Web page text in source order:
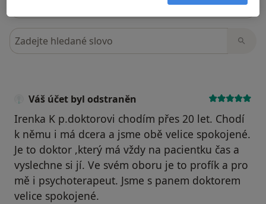
Hledejte v názorech
Váš účet byl odstraněn
Irenka K p.doktorovi chodím přes 20 let. Chodí
k němu i má dcera a jsme obě velice spokojené.
Je to doktor ,který má vždy na pacientku čas a
vyslechne si jí. Ve svém oboru je to profík a pro
mě i psychoterapeut. Jsme s panem doktorem
velice spokojené.